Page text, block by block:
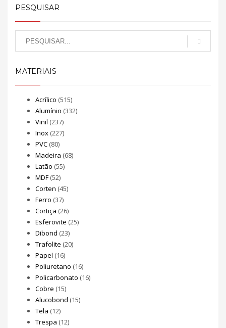
PESQUISAR
MATERIAIS
Acrílico (515)
Alumínio (332)
Vinil (237)
Inox (227)
PVC (80)
Madeira (68)
Latão (55)
MDF (52)
Corten (45)
Ferro (37)
Cortiça (26)
Esferovite (25)
Dibond (23)
Trafolite (20)
Papel (16)
Poliuretano (16)
Policarbonato (16)
Cobre (15)
Alucobond (15)
Tela (12)
Trespa (12)